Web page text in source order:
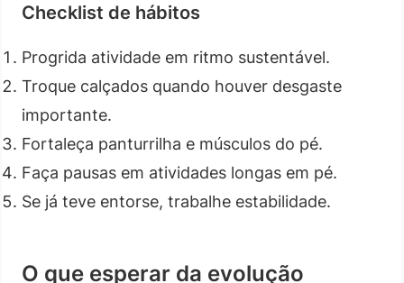
Checklist de hábitos
Progrida atividade em ritmo sustentável.
Troque calçados quando houver desgaste
importante.
Fortaleça panturrilha e músculos do pé.
Faça pausas em atividades longas em pé.
Se já teve entorse, trabalhe estabilidade.
O que esperar da evolução